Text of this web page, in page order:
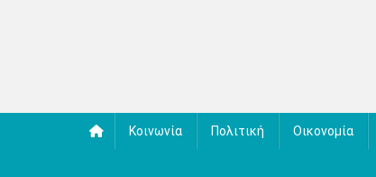
Κοινωνία Πολιτική Οικονομία